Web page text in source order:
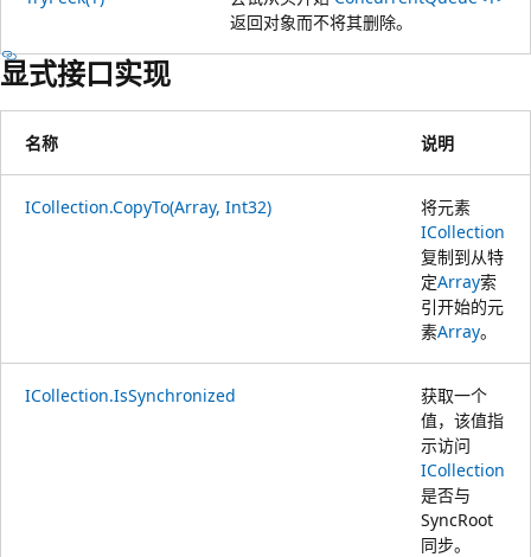
返回对象而不将其删除。
显式接口实现
名称 说明
ICollection.CopyTo(Array, Int32)
将元素
ICollection
复制到从特
定Array索
引开始的元
素Array。
ICollection.IsSynchronized
获取一个
值，该值指
示访问
ICollection
是否与
SyncRoot
同步。